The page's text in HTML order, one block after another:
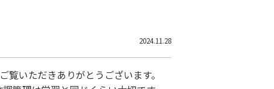
2024.11.28
いただきありがとうございます。